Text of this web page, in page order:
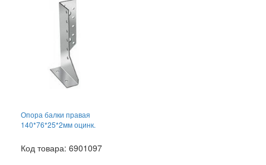
Опора балки правая
140*76*25*2мм оцинк.
Код товара: 6901097